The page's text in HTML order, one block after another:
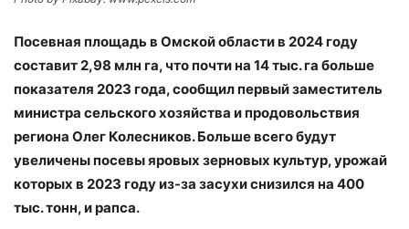
Посевная площадь в Омской области в 2024 году
составит 2,98 млн га, что почти на 14 тыс. га больше
показателя 2023 года, сообщил первый заместитель
министра сельского хозяйства и продовольствия
региона Олег Колесников. Больше всего будут
увеличены посевы яровых зерновых культур, урожай
которых в 2023 году из-за засухи снизился на 400
тыс. тонн, и рапса.